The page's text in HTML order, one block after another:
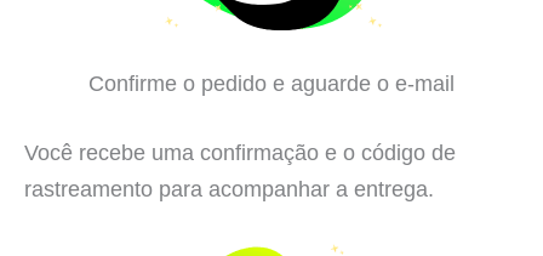
Confirme o pedido e aguarde o e-mail
Você recebe uma confirmação e o código de
rastreamento para acompanhar a entrega.